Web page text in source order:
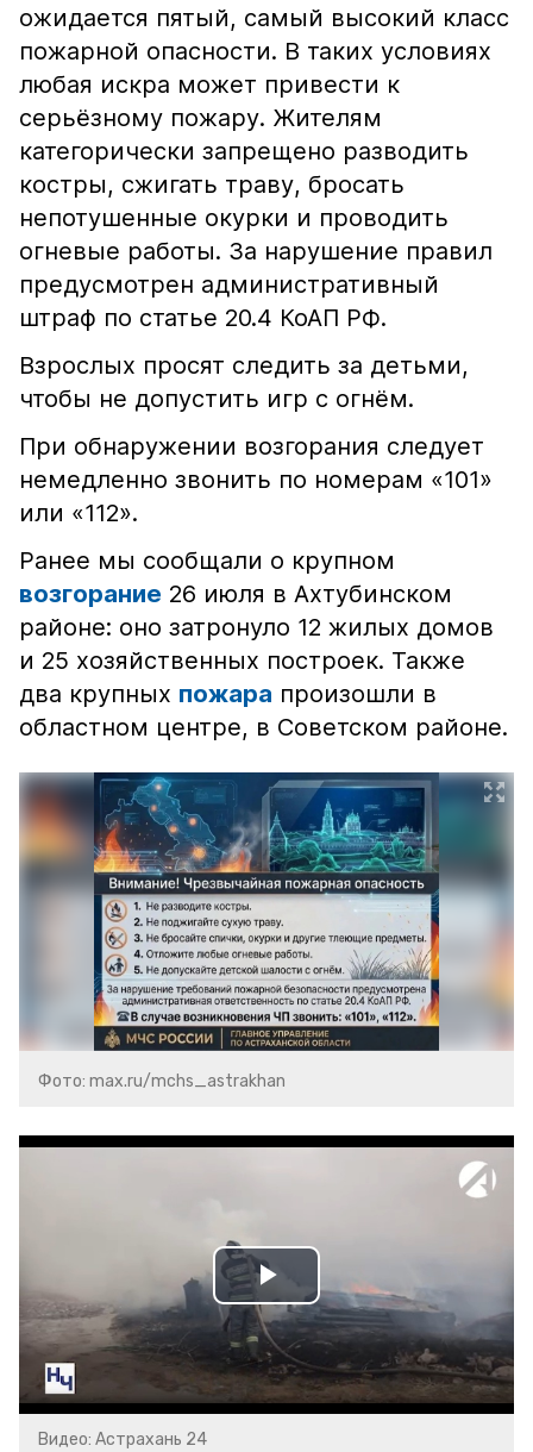
ожидается пятый, самый высокий класс
пожарной опасности. В таких условиях
любая искра может привести к
серьёзному пожару. Жителям
категорически запрещено разводить
костры, сжигать траву, бросать
непотушенные окурки и проводить
огневые работы. За нарушение правил
предусмотрен административный
штраф по статье 20.4 КоАП РФ.
Взрослых просят следить за детьми,
чтобы не допустить игр с огнём.
При обнаружении возгорания следует
немедленно звонить по номерам «101»
или «112».
Ранее мы сообщали о крупном
возгорание 26 июля в Ахтубинском
районе: оно затронуло 12 жилых домов
и 25 хозяйственных построек. Также
два крупных пожара произошли в
областном центре, в Советском районе.
Фото: max.ru/mchs_astrakhan
Play
Video
Видео: Астрахань 24